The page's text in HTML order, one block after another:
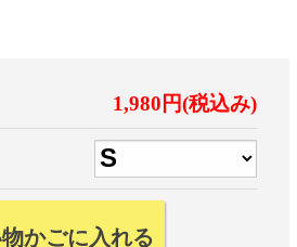
1,980円(税込み)